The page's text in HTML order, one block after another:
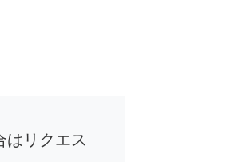
はリクエス